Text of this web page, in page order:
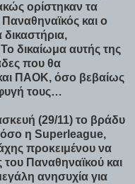
ορίστηκαν τα
και ο
δικαίωμα αυτής της
που θα
ΠΑΟΚ, όσο βεβαίως
τους…
(29/11) το βράδυ
η Superleague,
προκειμένου να
του Παναθηναϊκού και
ανησυχία για